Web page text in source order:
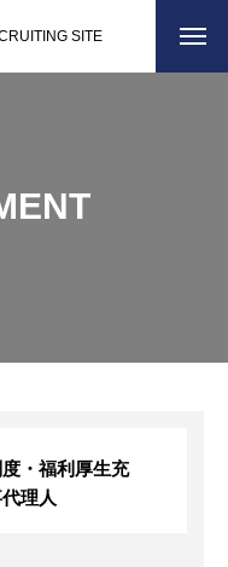
SITE
・福利厚生充
理人